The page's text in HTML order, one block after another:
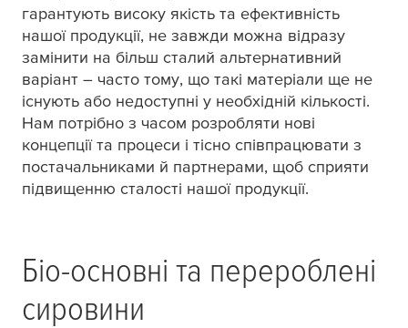
гарантують високу якість та ефективність
нашої продукції, не завжди можна відразу
замінити на більш сталий альтернативний
варіант – часто тому, що такі матеріали ще не
існують або недоступні у необхідній кількості.
Нам потрібно з часом розробляти нові
концепції та процеси і тісно співпрацювати з
постачальниками й партнерами, щоб сприяти
підвищенню сталості нашої продукції.
Біо-основні та перероблені
сировини